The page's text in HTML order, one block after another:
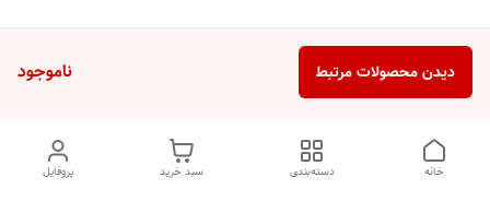
ناموجود دیدن محصولات مرتبط
پروفایل سبد خرید دسته‌بندی خانه